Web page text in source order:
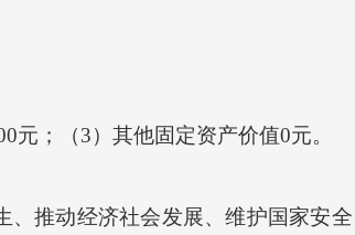
；（3）其他固定资产价值0元。
推动经济社会发展、维护国家安全